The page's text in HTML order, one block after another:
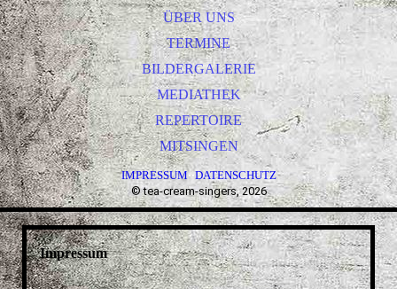
ÜBER UNS
TERMINE
BILDERGALERIE
MEDIATHEK
REPERTOIRE
MITSINGEN
IMPRESSUM··DATENSCHUTZ
© tea-cream-singers, 2026
Impressum